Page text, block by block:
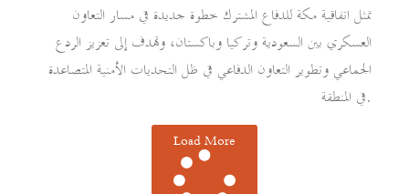
تمثل اتفاقية مكة للدفاع المشترك خطوة جديدة في مسار التعاون
العسكري بين السعودية وتركيا وباكستان، وتهدف إلى تعزيز الردع
الجماعي وتطوير التعاون الدفاعي في ظل التحديات الأمنية المتصاعدة
في المنطقة.
Load More